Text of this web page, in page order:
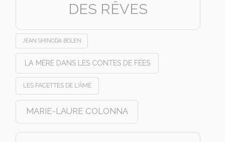
DES RÊVES
JEAN SHINODA BOLEN
LA MÈRE DANS LES CONTES DE FÉES
LES FACETTES DE L'ÂME
MARIE-LAURE COLONNA